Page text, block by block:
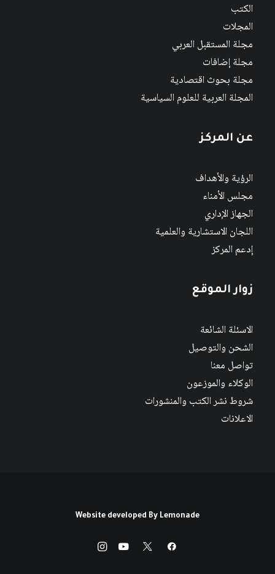
الكتب
المجلات
مجلة المستقبل العربي
مجلة إضافات
مجلة بحوث اقتصادية
المجلة العربية للعلوم السياسية
عن المركز
الرؤية والأهداف
مجلس الأمناء
الجهاز الإداري
اللجان الاستشارية والعلمية
إدعم المركز
زوار الموقع
الاسئلة الشائعة
الشحن والتوصيل
تواصل معنا
الوكلاء والموزعون
شروط نشر الكتب والمنشورات
الاعلانات
Website developed By Lemonade